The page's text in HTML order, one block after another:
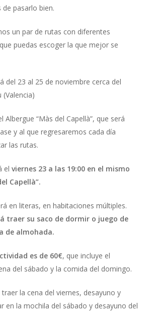
pasarlo bien.
un par de rutas con diferentes
puedas escoger la que mejor se
del 23 al 25 de noviembre cerca del
Albergue “Màs del Capellà”, que será
y al que regresaremos cada día
las rutas.
el viernes 23 a las 19:00 en el mismo
Capellà”.
en literas, en habitaciones múltiples.
traer su saco de dormir o juego de
de almohada.
es de 60€, que incluye el
del sábado y la comida del domingo.
la cena del viernes, desayuno y
en la mochila del sábado y desayuno del